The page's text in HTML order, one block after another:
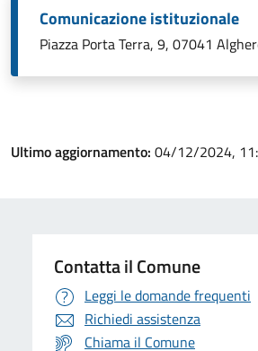
Comunicazione istituzionale
Piazza Porta Terra, 9, 07041
Ultimo aggiornamento: 04/12/2024,
Contatta il Comune
Leggi le domande frequenti
Richiedi assistenza
Chiama il Comune